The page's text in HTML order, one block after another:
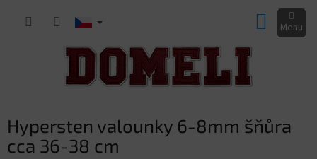
KOŠÍK
Hypersten valounky 6-8mm šňůra
cca 36-38 cm